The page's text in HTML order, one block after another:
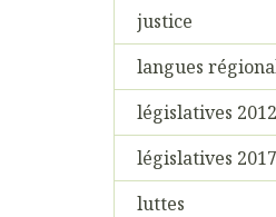
justice
langues
législatives 2012
législatives 2017
luttes